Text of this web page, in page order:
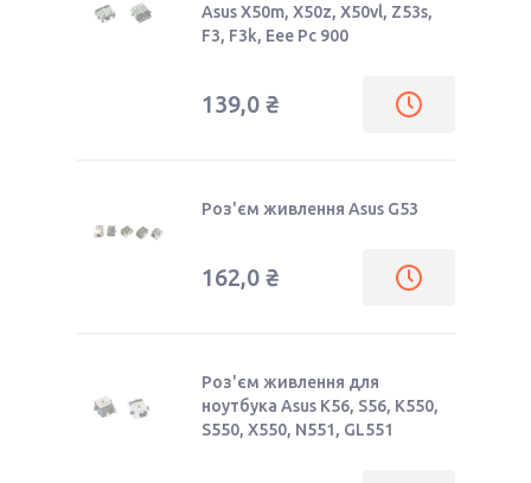
Asus X50m, X50z, X50vl, Z53s,
F3, F3k, Eee Pc 900
139,0 ₴
Роз'єм живлення Asus G53
162,0 ₴
Роз'єм живлення для
ноутбука Asus K56, S56, K550,
S550, X550, N551, GL551